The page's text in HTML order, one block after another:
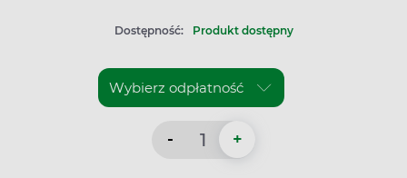
Dostępność: Produkt dostępny
- +